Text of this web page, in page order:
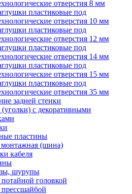
отверстия 8 мм
пластиковые под
отверстия 10 мм
пластиковые под
отверстия 12 мм
пластиковые под
отверстия 14 мм
пластиковые под
отверстия 15 мм
пластиковые под
отверстия 35 мм
задней стенки
с декоративными
пластины
(шина)
кабеля
шурупы
головкой